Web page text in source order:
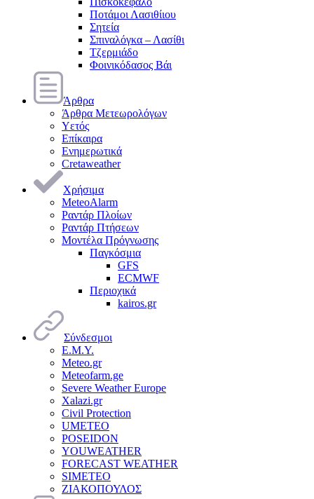
Ποτάμοι Λασιθίιου
Σητεία
Σπιναλόγκα – Λασίθι
Τζερμιάδο
Φοινικόδασος Βάι
Άρθρα
Άρθρα Μετεωρολόγων
Υετός
Επίκαιρα
Ενημερωτικά
Cretaweather
Χρήσιμα
MeteoAlarm
Ραντάρ Πλοίων
Ραντάρ Πτήσεων
Μοντέλα Πρόγνωσης
Παγκόσμια
GFS
ECMWF
Περιοχικά
kairos.gr
Σύνδεσμοι
Ε.Μ.Υ.
Meteo.gr
Meteofarm.ge
Severe Weather Europe
Xalazi.gr
Civil Protection
UMETEO
POSEIDON
YOUWEATHER
FORECAST WEATHER
SIMETEO
ΖΙΑΚΟΠΟΥΛΟΣ